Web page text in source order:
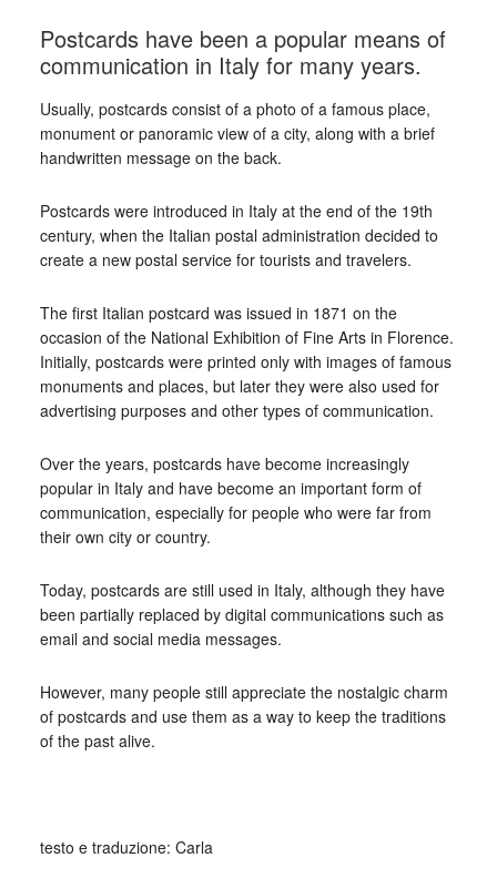
Postcards have been a popular means of
communication in Italy for many years.
Usually, postcards consist of a photo of a famous place,
monument or panoramic view of a city, along with a brief
handwritten message on the back.
Postcards were introduced in Italy at the end of the 19th
century, when the Italian postal administration decided to
create a new postal service for tourists and travelers.
The first Italian postcard was issued in 1871 on the
occasion of the National Exhibition of Fine Arts in Florence.
Initially, postcards were printed only with images of famous
monuments and places, but later they were also used for
advertising purposes and other types of communication.
Over the years, postcards have become increasingly
popular in Italy and have become an important form of
communication, especially for people who were far from
their own city or country.
Today, postcards are still used in Italy, although they have
been partially replaced by digital communications such as
email and social media messages.
However, many people still appreciate the nostalgic charm
of postcards and use them as a way to keep the traditions
of the past alive.
testo e traduzione: Carla